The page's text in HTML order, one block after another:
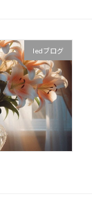
ledブログ